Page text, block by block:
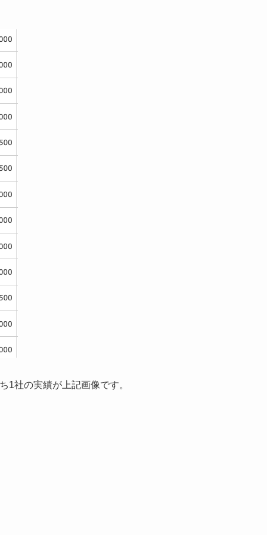
1社の実績が上記画像です。